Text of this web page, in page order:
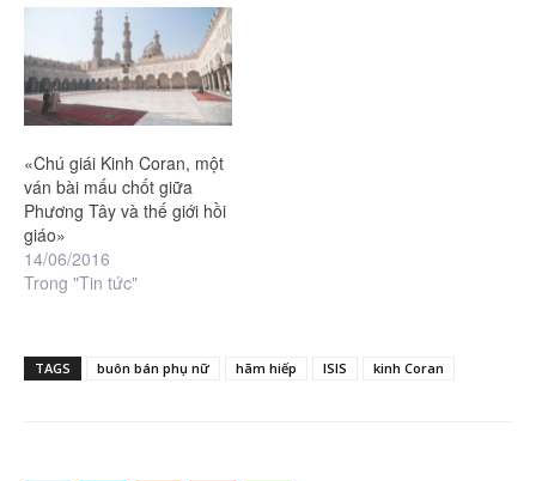
«Chú giái Kinh Coran, một
ván bài mấu chốt giữa
Phương Tây và thế giới hồi
giáo»
14/06/2016
Trong "Tin tức"
TAGS buôn bán phụ nữ hãm hiếp ISIS kinh Coran